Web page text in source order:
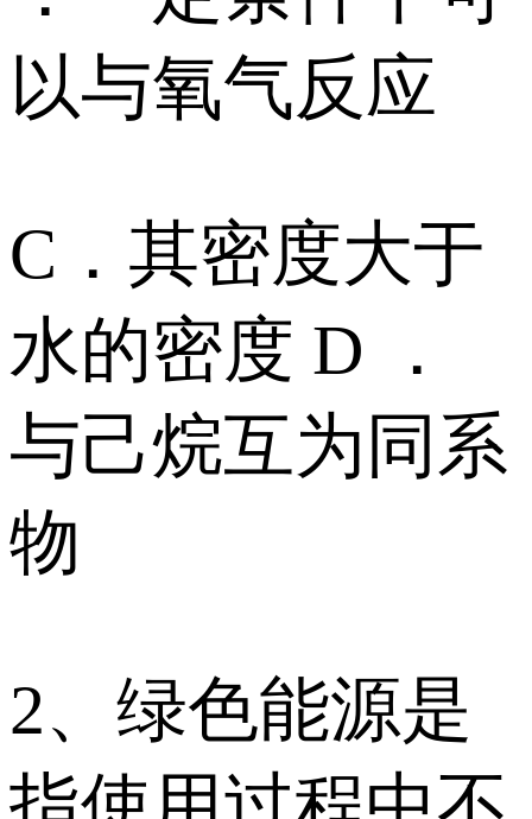
以与氧气反应
C．其密度大于
水的密度 D ．
与己烷互为同系
物
2、绿色能源是